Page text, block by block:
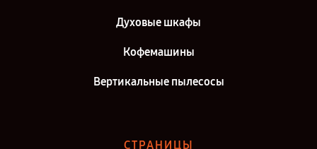
Ремонт духового шкафа DeLonghi FMN 8 PPN в г. Санкт-Петербург
Духовые шкафы
Кофемашины
Вертикальные пылесосы
СТРАНИЦЫ